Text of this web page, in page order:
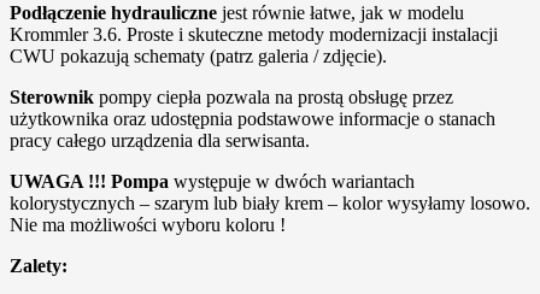
Podłączenie hydrauliczne jest równie łatwe, jak w modelu
Krommler 3.6. Proste i skuteczne metody modernizacji instalacji
CWU pokazują schematy (patrz galeria / zdjęcie).
Sterownik pompy ciepła pozwala na prostą obsługę przez
użytkownika oraz udostępnia podstawowe informacje o stanach
pracy całego urządzenia dla serwisanta.
UWAGA !!! Pompa występuje w dwóch wariantach
kolorystycznych – szarym lub biały krem – kolor wysyłamy losowo.
Nie ma możliwości wyboru koloru !
Zalety: